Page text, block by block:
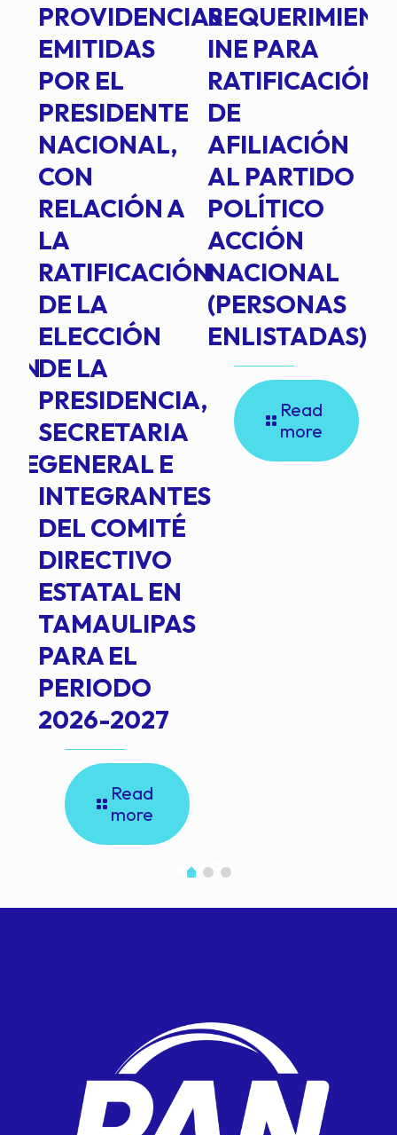
PROVIDENCIAS
EMITIDAS
POR EL
PRESIDENTE
NACIONAL,
CON
RELACIÓN A
LA
RATIFICACIÓN
DE LA
ELECCIÓN
DE LA
PRESIDENCIA,
SECRETARIA
GENERAL E
INTEGRANTES
DEL COMITÉ
DIRECTIVO
ESTATAL EN
TAMAULIPAS
PARA EL
PERIODO
2026-2027
Read
more
INE PARA
RATIFICACIÓN
DE
AFILIACIÓN
AL PARTIDO
POLÍTICO
ACCIÓN
NACIONAL
(PERSONAS
ENLISTADAS)
Read
more